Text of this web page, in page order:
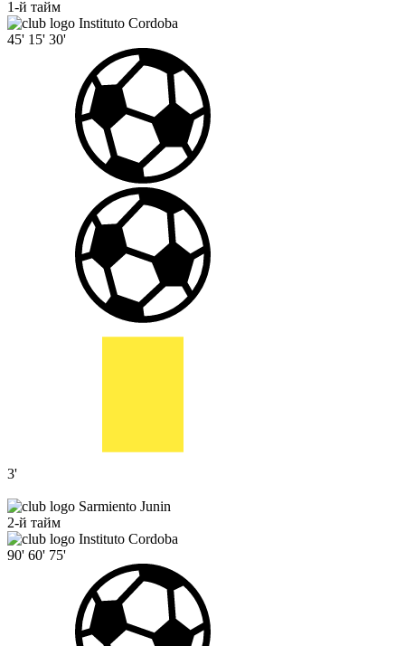
1-й тайм
Instituto Cordoba
45' 15' 30'
3'
Sarmiento Junin
2-й тайм
Instituto Cordoba
90' 60' 75'